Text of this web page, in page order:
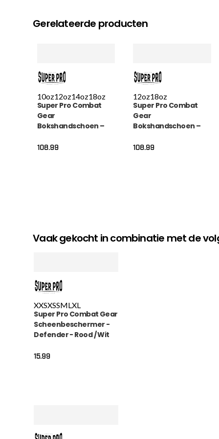
Gerelateerde producten
10oz12oz14oz18oz
Super Pro Combat
Gear
Bokshandschoen –
108.99
12oz18oz
Super Pro Combat
Gear
Bokshandschoen –
Groen
108.99
Vaak gekocht in combinatie met de
XXSXSSMLXL
Super Pro Combat Gear
Scheenbeschermer -
Defender - Rood / Wit
15.99